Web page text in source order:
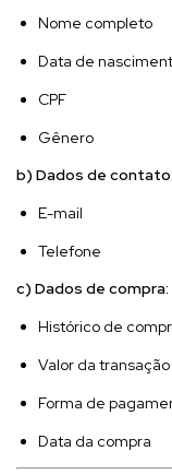
Nome completo
Data de
CPF
Gênero
b) Dados de contato:
E-mail
Telefone
c) Dados de compra:
Histórico de
Valor da transação
Forma de
Data da compra